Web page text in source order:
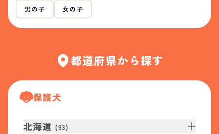
男の子 女の子
都道府県から探す
保護犬
北海道 (93)